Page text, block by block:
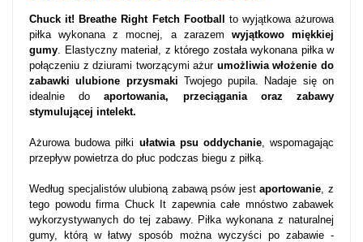
Chuck it! Breathe Right Fetch Football to wyjątkowa ażurowa
piłka wykonana z mocnej, a zarazem wyjątkowo miękkiej
gumy. Elastyczny materiał, z którego została wykonana piłka w
połączeniu z dziurami tworzącymi ażur umożliwia włożenie do
zabawki ulubione przysmaki Twojego pupila. Nadaje się on
idealnie doaportowania, przeciągania oraz zabawy
stymulującej intelekt.
Ażurowa budowa piłki ułatwia psu oddychanie, wspomagając
przepływ powietrza do płuc podczas biegu z piłką.
Według specjalistów ulubioną zabawą psów jestaportowanie, z
tego powodu firma Chuck It zapewnia całe mnóstwo zabawek
wykorzystywanych do tej zabawy. Piłka wykonana z naturalnej
gumy, którą w łatwy sposób można wyczyści po zabawie -